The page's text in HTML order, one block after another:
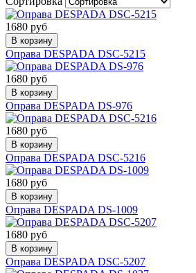
1680 руб
В корзину
Оправа DESPADA DSC-5215
1680 руб
В корзину
Оправа DESPADA DS-976
1680 руб
В корзину
Оправа DESPADA DSC-5216
1680 руб
В корзину
Оправа DESPADA DS-1009
1680 руб
В корзину
Оправа DESPADA DSC-5207